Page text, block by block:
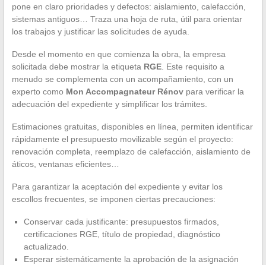
pone en claro prioridades y defectos: aislamiento, calefacción,
sistemas antiguos… Traza una hoja de ruta, útil para orientar
los trabajos y justificar las solicitudes de ayuda.
Desde el momento en que comienza la obra, la empresa
solicitada debe mostrar la etiqueta RGE. Este requisito a
menudo se complementa con un acompañamiento, con un
experto como Mon Accompagnateur Rénovpara verificar la
adecuación del expediente y simplificar los trámites.
Estimaciones gratuitas, disponibles en línea, permiten identificar
rápidamente el presupuesto movilizable según el proyecto:
renovación completa, reemplazo de calefacción, aislamiento de
áticos, ventanas eficientes…
Para garantizar la aceptación del expediente y evitar los
escollos frecuentes, se imponen ciertas precauciones:
Conservar cada justificante: presupuestos firmados,
certificaciones RGE, título de propiedad, diagnóstico
actualizado.
Esperar sistemáticamente la aprobación de la asignación